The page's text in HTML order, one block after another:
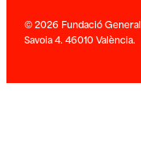
© 2026 Fundació
Savoia 4. 46010 València.